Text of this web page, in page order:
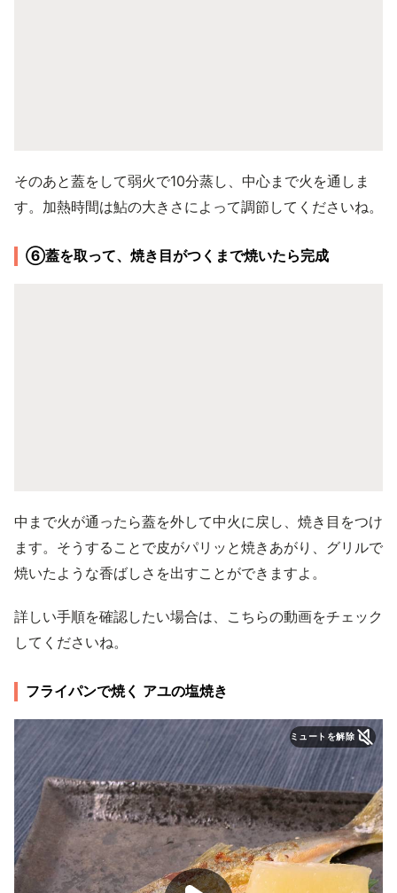
そのあと蓋をして弱火で10分蒸し、中心まで火を通しま
す。加熱時間は鮎の大きさによって調節してくださいね。
⑥蓋を取って、焼き目がつくまで焼いたら完成
中まで火が通ったら蓋を外して中火に戻し、焼き目をつけ
ます。そうすることで皮がパリッと焼きあがり、グリルで
焼いたような香ばしさを出すことができますよ。
詳しい手順を確認したい場合は、こちらの動画をチェック
してくださいね。
フライパンで焼く アユの塩焼き
ミュートを解除